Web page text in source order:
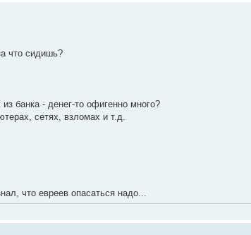
что сидишь?
банка - денег-то офигенно много?
сетях, взломах и т.д.
что евреев опасаться надо...